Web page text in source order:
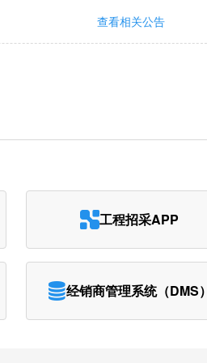
查看相关公告
工程招采APP
经销商管理系统（DMS）